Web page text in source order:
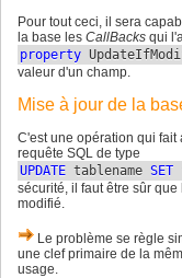
Pour tout ceci, il sera
la base les CallBacks qui
property
valeur d'un champ.
Mise à jour de la
C'est une opération qui
requête SQL de type
UPDATE tablename SET
sécurité, il faut être sûr
modifié.
Le problème se règle
une clef primaire de la
usage.